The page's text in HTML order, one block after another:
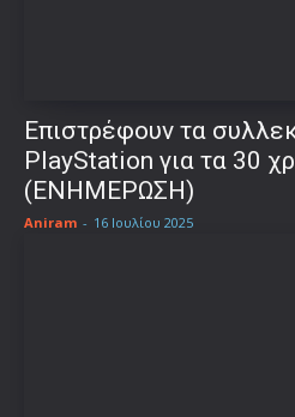
Επιστρέφουν τα
PlayStation για τα 30
(ΕΝΗΜΕΡΩΣΗ)
Aniram - 16 Ιουλίου 2025